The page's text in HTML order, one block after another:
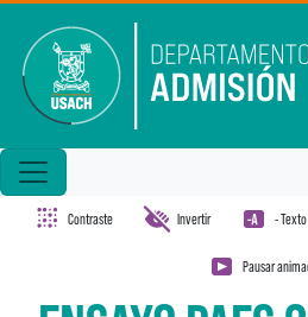
Contraste Invertir - Texto
Pausar